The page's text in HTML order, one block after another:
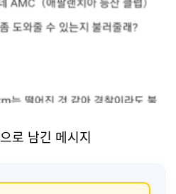
로 남긴 메시지